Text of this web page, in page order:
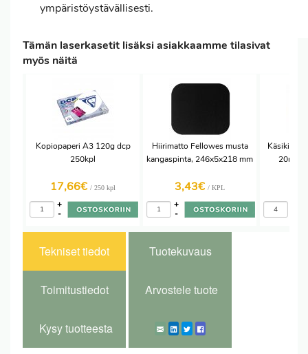
ympäristöystävällisesti.
Tämän laserkasetit lisäksi asiakkaamme tilasivat
myös näitä
Kopiopaperi A3 120g dcp
250kpl
17,66€ / 250 kpl
-
+
Hiirimatto Fellowes musta
kangaspinta, 246x5x218 mm
3,43€ / KPL
-
+
20mic
Tekniset tiedot Tuotekuvaus
Toimitustiedot Arvostele tuote
Kysy tuotteesta